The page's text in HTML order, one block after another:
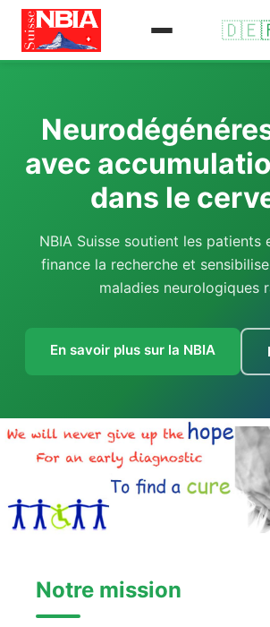
🇩🇪
avec
dans le
NBIA Suisse soutient les patients
finance la recherche et
maladies neurologiques
En savoir plus sur la NBIA
Notre mission